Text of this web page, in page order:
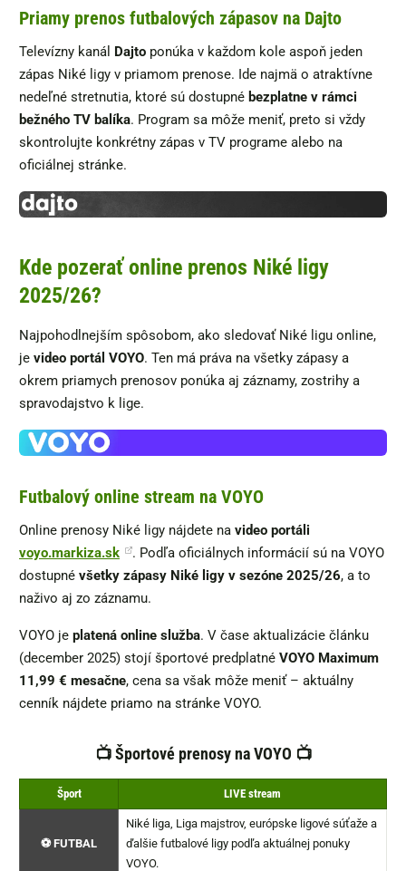
Priamy prenos futbalových zápasov na Dajto
Televízny kanál Dajto ponúka v každom kole aspoň jeden
zápas Niké ligy v priamom prenose. Ide najmä o atraktívne
nedeľné stretnutia, ktoré sú dostupné bezplatne v rámci
bežného TV balíka. Program sa môže meniť, preto si vždy
skontrolujte konkrétny zápas v TV programe alebo na
oficiálnej stránke.
Kde pozerať online prenos Niké ligy
2025/26?
Najpohodlnejším spôsobom, ako sledovať Niké ligu online,
je video portál VOYO. Ten má práva na všetky zápasy a
okrem priamych prenosov ponúka aj záznamy, zostrihy a
spravodajstvo k lige.
Futbalový online stream na VOYO
Online prenosy Niké ligy nájdete na video portáli
voyo.markiza.sk
. Podľa oficiálnych informácií sú na VOYO
dostupné všetky zápasy Niké ligy v sezóne 2025/26, a to
naživo aj zo záznamu.
VOYO je platená online služba. V čase aktualizácie článku
(december 2025) stojí športové predplatné VOYO Maximum
11,99 € mesačne, cena sa však môže meniť – aktuálny
cenník nájdete priamo na stránke VOYO.
📺 Športové prenosy na VOYO 📺
Šport LIVE stream
⚽ FUTBAL
Niké liga, Liga majstrov, európske ligové súťaže a
ďalšie futbalové ligy podľa aktuálnej ponuky
VOYO.